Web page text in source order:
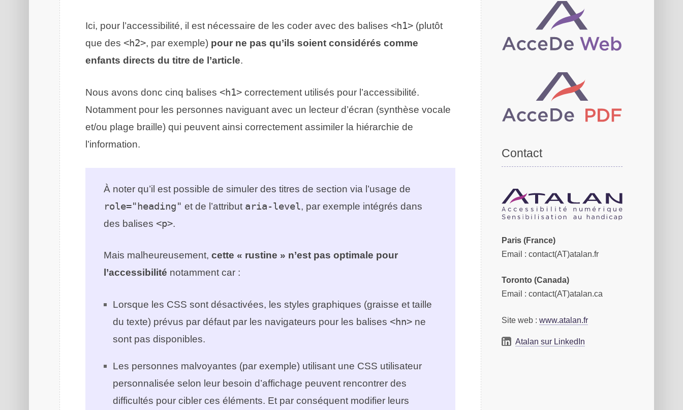
Ici, pour l’accessibilité, il est nécessaire de les coder avec des balises <h1>(plutôt
que des <h2>, par exemple) pour ne pas qu’ils soient considérés comme
enfants directs du titre de l’article.
Nous avons donc cinq balises <h1>correctement utilisés pour l’accessibilité.
Notamment pour les personnes naviguant avec un lecteur d’écran (synthèse vocale
et/ou plage braille) qui peuvent ainsi correctement assimiler la hiérarchie de
l’information.
À noter qu’il est possible de simuler des titres de section via l’usage de
role="heading" et de l’attribut aria-level, par exemple intégrés dans
des balises<p>.
Mais malheureusement,cette « rustine » n’est pas optimale pour
l’accessibilité notamment car :
Lorsque les CSS sont désactivées, les styles graphiques (graisse et taille
du texte) prévus par défaut par les navigateurs pour les balises<hn> ne
sont pas disponibles.
Les personnes malvoyantes (par exemple) utilisant une CSS utilisateur
personnalisée selon leur besoin d’affichage peuvent rencontrer des
difficultés pour cibler ces éléments. Et par conséquent modifier leurs
Contact
Paris (France)
Email : contact(AT)atalan.fr
Toronto (Canada)
Email : contact(AT)atalan.ca
Site web : www.atalan.fr
Atalan sur LinkedIn